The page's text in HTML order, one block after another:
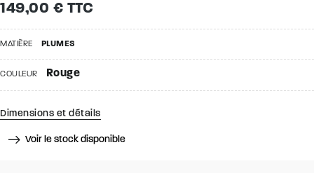
149,00 € TTC
MATIÈRE PLUMES
COULEUR Rouge
Dimensions et détails
Voir le stock disponible